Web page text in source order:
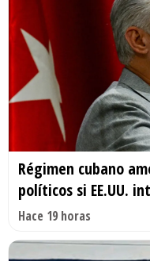
Régimen cubano
políticos si EE.UU.
Hace 19 horas